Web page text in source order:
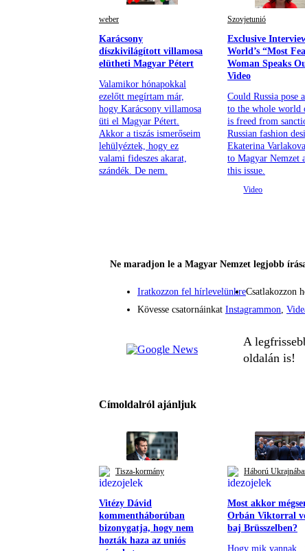
weber
Karácsony
díszkivilágított villamosa
elütheti Magyar Pétert
Valamikor hónapokkal
ezelőtt megírtam már,
hogy Karácsony villamosa
üti el Magyar Pétert.
Akkor a tiszás ismerőseim
lehülyéztek, hogy ez
valami fideszes akarat,
szándék. De nem.
Szovjetunió
Exclusive
World’s “Most
Woman Speaks
Video
Could Russia pose
to the whole world
is freed from
Russian fashion
Ekaterina
to Magyar Nemzet
this issue.
Ne maradjon le a Magyar Nemzet legjobb
Iratkozzon fel hírlevelünkreCsatlakozzon
Kövesse csatornáinkat Instagrammon,
A
oldalán is!
Címoldalról ajánljuk
Tisza-kormány
Vitézy Dávid
kommentháborúban
bizonygatja, hogy nem
hozták haza az uniós
Háború
Most akkor
Orbán Viktorral
baj Brüsszelben?
Hogy mik